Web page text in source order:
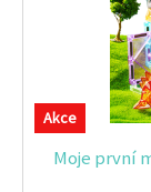
Akce
Moje první